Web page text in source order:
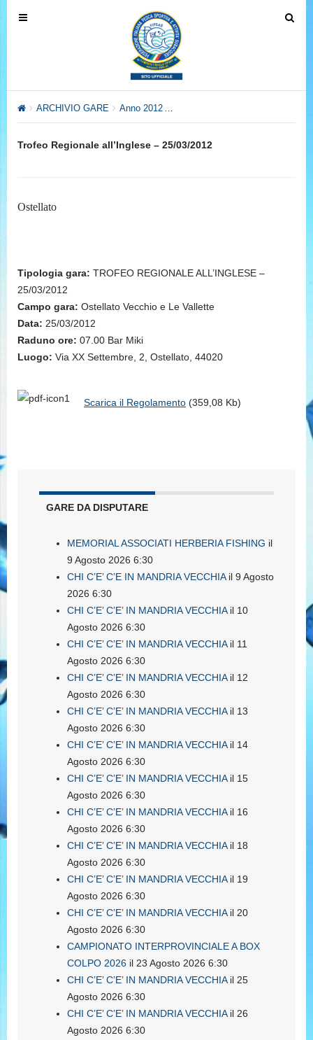
T
v
a
n
T
ARCHIVIO GARE Anno 2012
Trofeo Regionale all’Inglese – 25/03/2012
Ostellato
Tipologia gara: TROFEO REGIONALE ALL’INGLESE –
25/03/2012
Campo gara: Ostellato Vecchio e Le Vallette
Data: 25/03/2012
Raduno ore: 07.00 Bar Miki
Luogo: Via XX Settembre, 2, Ostellato, 44020
Scarica il Regolamento (359,08 Kb)
GARE DA DISPUTARE
MEMORIAL ASSOCIATI HERBERIA FISHING il
9 Agosto 2026 6:30
CHI C’E’ C’E IN MANDRIA VECCHIAil 9 Agosto
2026 6:30
CHI C’E’ C’E’ IN MANDRIA VECCHIAil 10
Agosto 2026 6:30
CHI C’E’ C’E’ IN MANDRIA VECCHIAil 11
Agosto 2026 6:30
CHI C’E’ C’E’ IN MANDRIA VECCHIAil 12
Agosto 2026 6:30
CHI C’E’ C’E’ IN MANDRIA VECCHIAil 13
Agosto 2026 6:30
CHI C’E’ C’E’ IN MANDRIA VECCHIAil 14
Agosto 2026 6:30
CHI C’E’ C’E’ IN MANDRIA VECCHIAil 15
Agosto 2026 6:30
CHI C’E’ C’E’ IN MANDRIA VECCHIAil 16
Agosto 2026 6:30
CHI C’E’ C’E’ IN MANDRIA VECCHIAil 18
Agosto 2026 6:30
CHI C’E’ C’E’ IN MANDRIA VECCHIAil 19
Agosto 2026 6:30
CHI C’E’ C’E’ IN MANDRIA VECCHIAil 20
Agosto 2026 6:30
CAMPIONATO INTERPROVINCIALE A BOX
COLPO 2026 il 23 Agosto 2026 6:30
CHI C’E’ C’E’ IN MANDRIA VECCHIAil 25
Agosto 2026 6:30
CHI C’E’ C’E’ IN MANDRIA VECCHIAil 26
Agosto 2026 6:30